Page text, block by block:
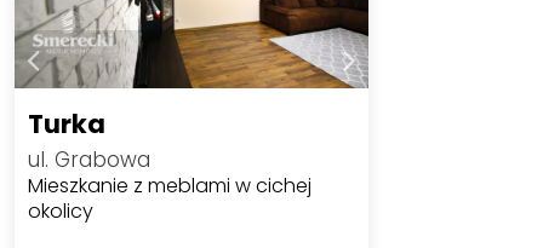
Turka
ul. Grabowa
Mieszkanie z meblami w cichej
okolicy